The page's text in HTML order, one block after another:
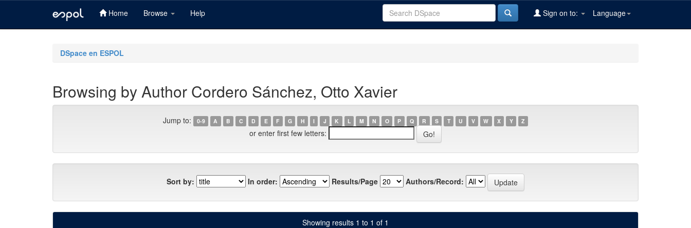
Home Browse Help Language
Sign on to:
DSpace en ESPOL
Browsing by Author Cordero Sánchez, Otto Xavier
Jump to: 0-9 A B C D E F G H I J K L M N O P Q R S T U V W X Y Z
or enter first few letters:
Sort by: In order: Results/Page Authors/Record:
Showing results 1 to 1 of 1